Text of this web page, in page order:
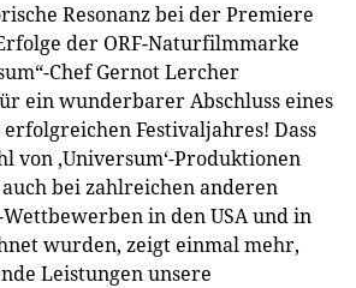
Resonanz bei der Premiere
der ORF-Naturfilmmarke
Chef Gernot Lercher
ein wunderbarer Abschluss eines
erfolgreichen Festivaljahres! Dass
von ‚Universum‘-Produktionen
bei zahlreichen anderen
in den USA und in
wurden, zeigt einmal mehr,
Leistungen unsere